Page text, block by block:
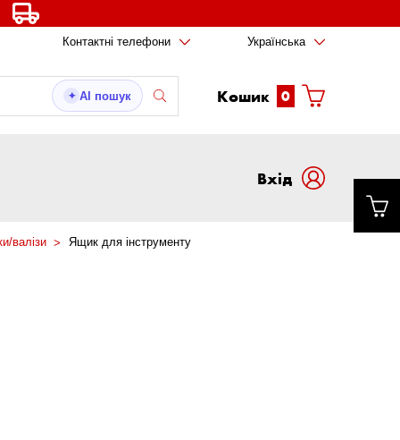
Контактні телефони Українська
✦ AI пошук Кошик 0
Вxід
валізи Ящик для інструменту